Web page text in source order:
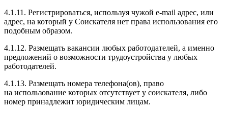
4.1.11. Регистрироваться, используя чужой e-mail адрес, или
адрес, на который у Соискателя нет права использования его
подобным образом.
4.1.12. Размещать вакансии любых работодателей, а именно
предложений о возможности трудоустройства у любых
работодателей.
4.1.13. Размещать номера телефона(ов), право
на использование которых отсутствует у соискателя, либо
номер принадлежит юридическим лицам.